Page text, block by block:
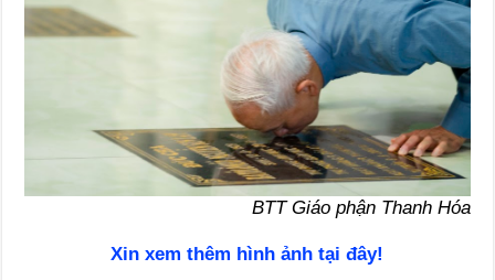
BTT Giáo phận Thanh Hóa
Xin xem thêm hình ảnh tại đây!